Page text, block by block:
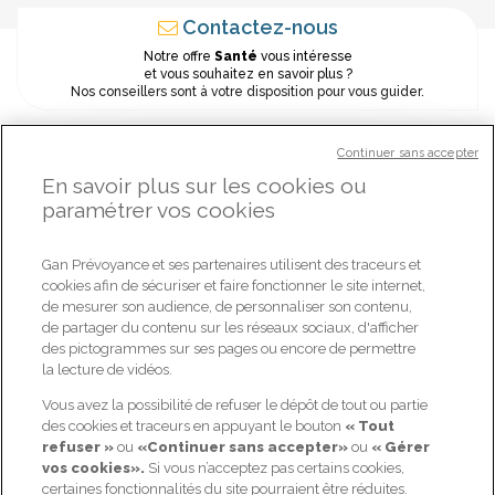
Contactez-nous
Notre offre Santé vous intéresse
et vous souhaitez en savoir plus ?
Nos conseillers sont à votre disposition pour vous guider.
R
é
p
o
n
s
e
s
o
u
s
4
8
h
o
u
v
r
é
e
s
ÊTES-VOUS DÉJÀ CLIENT ?
Oui
NOS OFFRES
Prévoyance : me protéger,
ma famille et moi
Retraite : bien préparer ma
retraite
Santé : optimiser mes
remboursements santé
GAN PRÉVOYANCE
Qui sommes-nous ?
Candidat / Postuler ?
Espace client
Contactez-nous
En savoir plus sur les cookies ou
paramétrer vos cookies
Gan Prévoyance et ses partenaires utilisent des traceurs et
cookies afin de sécuriser et faire fonctionner le site internet,
de mesurer son audience, de personnaliser son contenu,
de partager du contenu sur les réseaux sociaux, d'afficher
des pictogrammes sur ses pages ou encore de permettre
la lecture de vidéos.
Vous avez la possibilité de refuser le dépôt de tout ou partie
des cookies et traceurs en appuyant le bouton « Tout
refuser »ou «Continuer sans accepter»ou « Gérer
vos cookies». Si vous n’acceptez pas certains cookies,
certaines fonctionnalités du site pourraient être réduites.
Continuer sans accepter